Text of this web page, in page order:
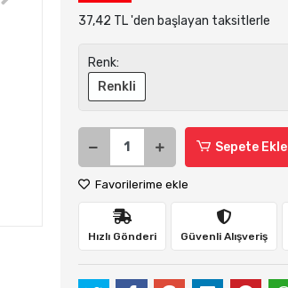
37,42 TL 'den başlayan taksitlerle
Renk:
Renkli
Sepete Ekle
Favorilerime ekle
Hızlı Gönderi Güvenli Alışveriş